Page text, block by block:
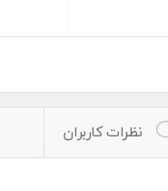
نظرات کاربران